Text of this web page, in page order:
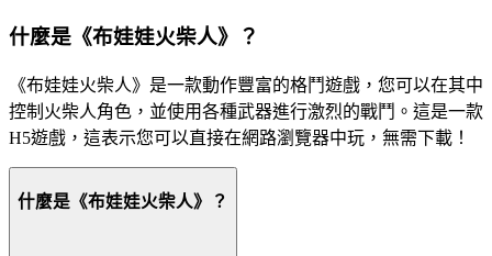
什麼是《布娃娃火柴人》？
《布娃娃火柴人》是一款動作豐富的格鬥遊戲，您可以在其中
控制火柴人角色，並使用各種武器進行激烈的戰鬥。這是一款
H5遊戲，這表示您可以直接在網路瀏覽器中玩，無需下載！
什麼是《布娃娃火柴人》？